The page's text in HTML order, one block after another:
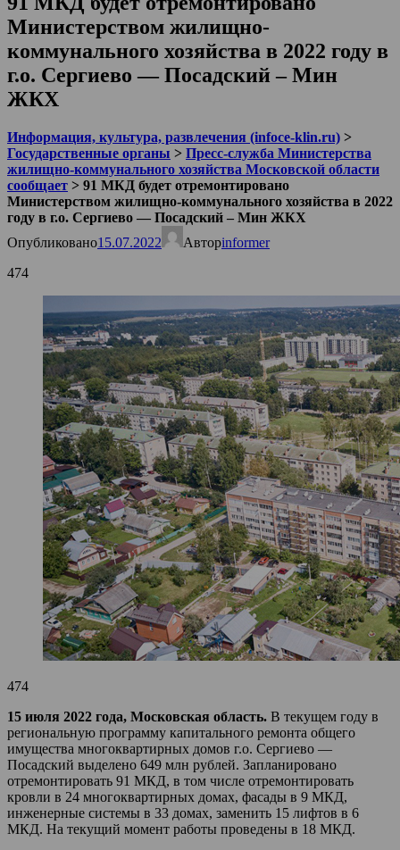
Министерством жилищно-
коммунального хозяйства в 2022 году в
г.о. Сергиево — Посадский – Мин
ЖКХ
Информация, культура, развлечения (infoce-klin.ru) >
Государственные органы > Пресс-служба Министерства
жилищно-коммунального хозяйства Московской области
сообщает > 91 МКД будет отремонтировано
Министерством жилищно-коммунального хозяйства в 2022
году в г.о. Сергиево — Посадский – Мин ЖКХ
Опубликовано15.07.2022 Авторinformer
474
474
15 июля 2022 года, Московская область. В текущем году в
региональную программу капитального ремонта общего
имущества многоквартирных домов г.о. Сергиево —
Посадский выделено 649 млн рублей. Запланировано
отремонтировать 91 МКД, в том числе отремонтировать
кровли в 24 многоквартирных домах, фасады в 9 МКД,
инженерные системы в 33 домах, заменить 15 лифтов в 6
МКД. На текущий момент работы проведены в 18 МКД.